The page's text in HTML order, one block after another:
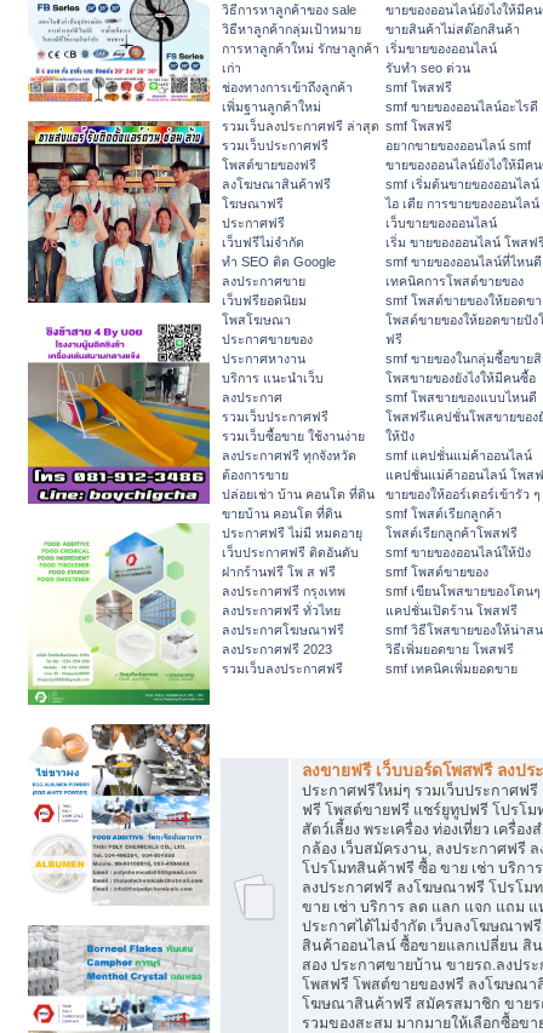
วิธีการหาลูกค้าของ sale
วิธีหาลูกค้ากลุ่มเป้าหมาย
การหาลูกค้าใหม่ รักษาลูกค้า
เก่า
ช่องทางการเข้าถึงลูกค้า
เพิ่มฐานลูกค้าใหม่
รวมเว็บลงประกาศฟรี ล่าสุด
รวมเว็บประกาศฟรี
โพสต์ขายของฟรี
ลงโฆษณาสินค้าฟรี
โฆษณาฟรี
ประกาศฟรี
เว็บฟรีไม่จำกัด
ทำ SEO ติด Google
ลงประกาศขาย
เว็บฟรียอดนิยม
โพสโฆษณา
ประกาศขายของ
ประกาศหางาน
บริการ แนะนำเว็บ
ลงประกาศ
รวมเว็บประกาศฟรี
รวมเว็บซื้อขาย ใช้งานง่าย
ลงประกาศฟรี ทุกจังหวัด
ต้องการขาย
ปล่อยเช่า บ้าน คอนโด ที่ดิน
ขายบ้าน คอนโด ที่ดิน
ประกาศฟรี ไม่มี หมดอายุ
เว็บประกาศฟรี ติดอันดับ
ฝากร้านฟรี โพ ส ฟรี
ลงประกาศฟรี กรุงเทพ
ลงประกาศฟรี ทั่วไทย
ลงประกาศโฆษณาฟรี
ลงประกาศฟรี 2023
รวมเว็บลงประกาศฟรี
ขายของออนไลน์ยังไงให้มีค
ขายสินค้าไม่สต๊อกสินค้า
เริ่มขายของออนไลน์
รับทำ seo ด่วน
smf โพสฟรี
smf ขายของออนไลน์อะไรดี
smf โพสฟรี
อยากขายของออนไลน์ smf
ขายของออนไลน์ยังไงให้มีค
smf เริ่มต้นขายของออนไลน์
ไอ เดีย การขายของออนไลน์
เว็บขายของออนไลน์
เริ่ม ขายของออนไลน์ โพสฟ
smf ขายของออนไลน์ที่ไหนดี
เทคนิคการโพสต์ขายของ
smf โพสต์ขายของให้ยอดข
โพสต์ขายของให้ยอดขายปัง
ฟรี
smf ขายของในกลุ่มซื้อขาย
โพสขายของยังไงให้มีคนซื้อ
smf โพสขายของแบบไหนดี
โพสฟรีแคปชั่นโพสขายของยั
ให้ปัง
smf แคปชั่นแม่ค้าออนไลน์
แคปชั่นแม่ค้าออนไลน์ โพส
ขายของให้ออร์เดอร์เข้ารัว ๆ
smf โพสต์เรียกลูกค้า
โพสต์เรียกลูกค้าโพสฟรี
smf ขายของออนไลน์ให้ปัง
smf โพสต์ขายของ
smf เขียนโพสขายของโดนๆ
แคปชั่นเปิดร้าน โพสฟรี
smf วิธีโพสขายของให้น่าส
วิธีเพิ่มยอดขาย โพสฟรี
smf เทคนิคเพิ่มยอดขาย
ลงขายฟรี เว็บบอร์ดโพสฟรี ลงปร
ประกาศฟรีใหม่ๆ รวมเว็บประกาศฟรี
ฟรี โพสต์ขายฟรี แชร์ยูทูปฟรี โปรโม
สัตว์เลี้ยง พระเครื่อง ท่องเที่ยว เครื่อง
กล้อง เว็บสมัครงาน, ลงประกาศฟรี
โปรโมทสินค้าฟรี ซื้อ ขาย เช่า บริกา
ลงประกาศฟรี ลงโฆษณาฟรี โปรโม
ขาย เช่า บริการ ลด แลก แจก แถม แ
ประกาศได้ไม่จำกัด เว็บลงโฆษณาฟ
สินค้าออนไลน์ ซื้อขายแลกเปลี่ยน สิ
สอง ประกาศขายบ้าน ขายรถ.ลงปร
โพสฟรี โพสต์ขายของฟรี ลงโฆษณา
โฆษณาสินค้าฟรี สมัครสมาชิก ขายร
รวมของสะสม มากมายให้เลือกซื้อขา